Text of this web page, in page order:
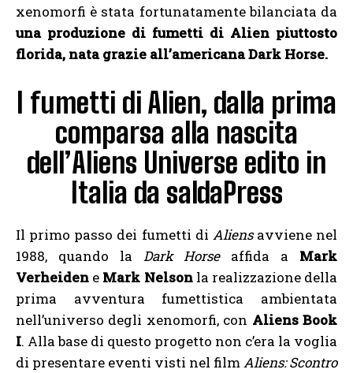
xenomorfi è stata fortunatamente bilanciata da
una produzione di fumetti di Alien piuttosto
florida, nata grazie all’americana Dark Horse.
I fumetti di Alien, dalla prima
comparsa alla nascita
dell’Aliens Universe edito in
Italia da saldaPress
Il primo passo dei fumetti di Aliensavviene nel
1988, quando la Dark Horseaffida a Mark
Verheiden e Mark Nelsonla realizzazione della
prima avventura fumettistica ambientata
nell’universo degli xenomorfi, con Aliens Book
I. Alla base di questo progetto non c’era la voglia
di presentare eventi visti nel filmAliens: Scontro